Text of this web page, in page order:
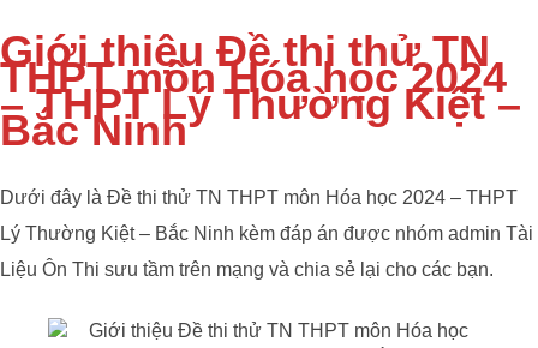
Giới thiệu Đề thi thử TN
THPT môn Hóa học 2024
– THPT Lý Thường Kiệt –
Bắc Ninh
Dưới đây là Đề thi thử TN THPT môn Hóa học 2024 – THPT
Lý Thường Kiệt – Bắc Ninh kèm đáp án được nhóm admin Tài
Liệu Ôn Thi sưu tầm trên mạng và chia sẻ lại cho các bạn.